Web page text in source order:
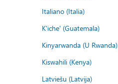
Italiano (Italia)
K'iche' (Guatemala)
Kinyarwanda (U Rwanda)
Kiswahili (Kenya)
Latviešu (Latvija)